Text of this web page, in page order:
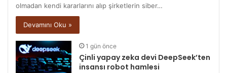
olmadan kendi kararlarını alıp şirketlerin siber…
Devamını Oku »
1 gün önce
Çinli yapay zeka devi DeepSeek’ten
insansı robot hamlesi